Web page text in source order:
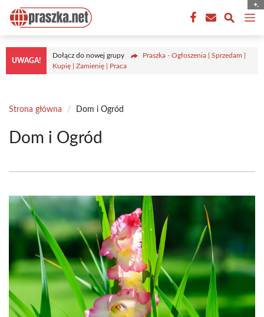
Przejdź
treści
UWAGA!
Dołącz do nowej grupy
Praszka - Ogłoszenia | Sprzedam |
Kupię | Zamienię | Praca
Strona główna / Dom i Ogród
Dom i Ogród